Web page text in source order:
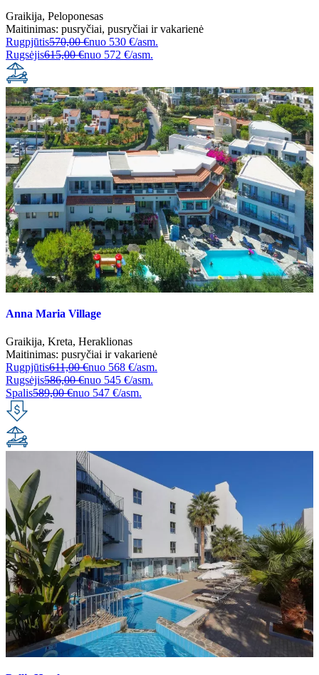
Graikija, Peloponesas
Maitinimas: pusryčiai, pusryčiai ir vakarienė
Rugpjūtis570,00 €nuo 530 €/asm.
Rugsėjis615,00 €nuo 572 €/asm.
Anna Maria Village
Graikija, Kreta, Heraklionas
Maitinimas: pusryčiai ir vakarienė
Rugpjūtis611,00 €nuo 568 €/asm.
Rugsėjis586,00 €nuo 545 €/asm.
Spalis589,00 €nuo 547 €/asm.